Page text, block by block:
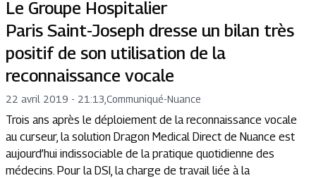
Le Groupe Hospitalier
Paris Saint-Joseph dresse un bilan très
positif de son utilisation de la
reconnaissance vocale
22 avril 2019 - 21:13 Communiqué-Nuance
Trois ans après le déploiement de la reconnaissance vocale
au curseur, la solution Dragon Medical Direct de Nuance est
aujourd’hui indissociable de la pratique quotidienne des
médecins. Pour la DSI, la charge de travail liée à la